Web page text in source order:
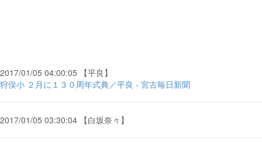
2017/01/05 04:00:05 【平良】
狩俣小 ２月に１３０周年式典／平良 - 宮古毎日新聞
2017/01/05 03:30:04 【白坂奈々】